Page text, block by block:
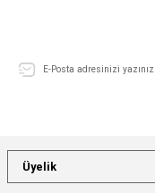
Üyelik